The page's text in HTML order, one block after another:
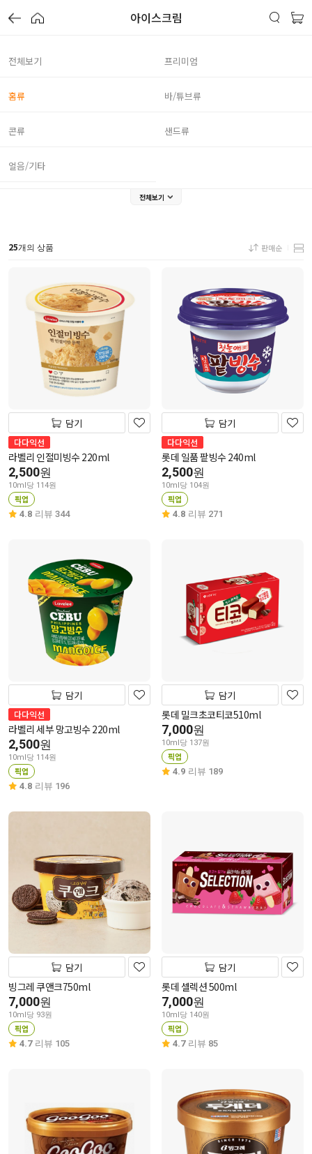
아이스크림
전체보기 프리미엄
홈류 바/튜브류
콘류 샌드류
얼음/기타
전체보기
25개의 상품 판매순
담기
다다익선
라벨리 인절미빙수 220ml
2,500원
10ml당 114원
픽업
4.8 리뷰 344
담기
다다익선
롯데 일품 팥빙수 240ml
2,500원
10ml당 104원
픽업
4.8 리뷰 271
담기
다다익선
라벨리 세부 망고빙수 220ml
2,500원
10ml당 114원
픽업
4.8 리뷰 196
담기
롯데 밀크초코티코510ml
7,000원
10ml당 137원
픽업
4.9 리뷰 189
담기
빙그레 쿠앤크750ml
7,000원
10ml당 93원
픽업
4.7 리뷰 105
담기
롯데 셀렉션 500ml
7,000원
10ml당 140원
픽업
4.7 리뷰 85